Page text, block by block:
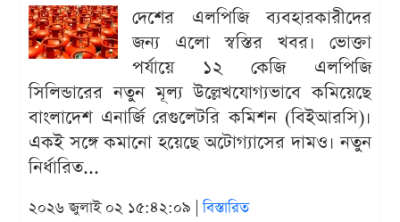
দেশের এলপিজি ব্যবহারকারীদের
জন্য এলো স্বস্তির খবর। ভোক্তা
পর্যায়ে ১২ কেজি এলপিজি
সিলিন্ডারের নতুন মূল্য উল্লেখযোগ্যভাবে কমিয়েছে
বাংলাদেশ এনার্জি রেগুলেটরি কমিশন (বিইআরসি)।
একই সঙ্গে কমানো হয়েছে অটোগ্যাসের দামও। নতুন
নির্ধারিত...
২০২৬ জুলাই ০২ ১৫:৪২:০৯ |বিস্তারিত